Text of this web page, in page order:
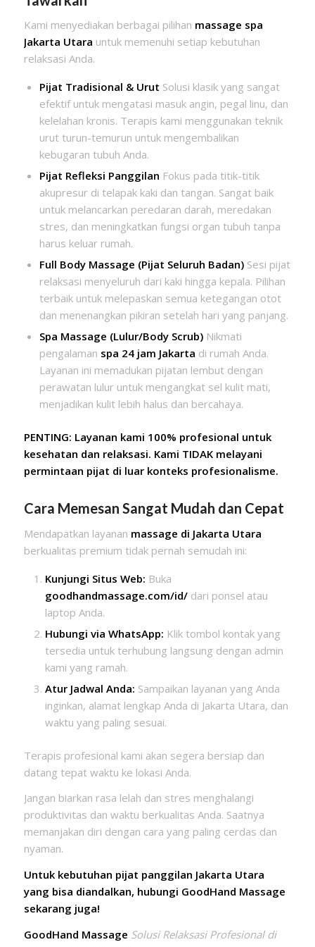
Kami menyediakan berbagai pilihan massage spa
Jakarta Utara untuk memenuhi setiap kebutuhan
relaksasi Anda.
Pijat Tradisional & Urut Solusi klasik yang sangat
efektif untuk mengatasi masuk angin, pegal linu, dan
kelelahan kronis. Terapis kami menggunakan teknik
urut turun-temurun untuk mengembalikan
kebugaran tubuh Anda.
Pijat Refleksi Panggilan Fokus pada titik-titik
akupresur di telapak kaki dan tangan. Sangat baik
untuk melancarkan peredaran darah, meredakan
stres, dan meningkatkan fungsi organ tubuh tanpa
harus keluar rumah.
Full Body Massage (Pijat Seluruh Badan)Sesi pijat
relaksasi menyeluruh dari kaki hingga kepala. Pilihan
terbaik untuk melepaskan semua ketegangan otot
dan menenangkan pikiran setelah hari yang panjang.
Spa Massage (Lulur/Body Scrub)Nikmati
pengalaman spa 24 jam Jakarta di rumah Anda.
Layanan ini memadukan pijatan lembut dengan
perawatan lulur untuk mengangkat sel kulit mati,
menjadikan kulit lebih halus dan bercahaya.
PENTING: Layanan kami 100% profesional untuk
kesehatan dan relaksasi. Kami TIDAK melayani
permintaan pijat di luar konteks profesionalisme.
Cara Memesan Sangat Mudah dan Cepat
Mendapatkan layanan massage di Jakarta Utara
berkualitas premium tidak pernah semudah ini:
Kunjungi Situs Web: Buka
goodhandmassage.com/id/dari ponsel atau
laptop Anda.
Hubungi via WhatsApp: Klik tombol kontak yang
tersedia untuk terhubung langsung dengan admin
kami yang ramah.
Atur Jadwal Anda: Sampaikan layanan yang Anda
inginkan, alamat lengkap Anda di Jakarta Utara, dan
waktu yang paling sesuai.
Terapis profesional kami akan segera bersiap dan
datang tepat waktu ke lokasi Anda.
Jangan biarkan rasa lelah dan stres menghalangi
produktivitas dan waktu berkualitas Anda. Saatnya
memanjakan diri dengan cara yang paling cerdas dan
nyaman.
Untuk kebutuhan pijat panggilan Jakarta Utara
yang bisa diandalkan, hubungi GoodHand Massage
sekarang juga!
GoodHand Massage Solusi Relaksasi Profesional di